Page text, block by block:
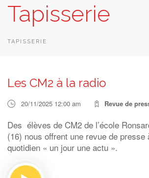
GRILLE DES PROGRAMMES
EMISSIONS / PODCASTS
RECHERCHER
Tapisserie
TAPISSERIE
Les CM2 à la radio
20/11/2025 12:00 am Revue de
Des élèves de CM2 de l’école
(16) nous offrent une revue de presse
quotidien « un jour une actu ».